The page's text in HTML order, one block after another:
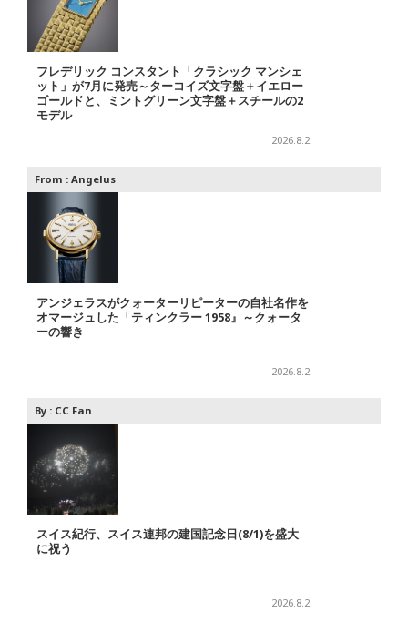
フレデリック コンスタント「クラシック マンシェ
ット」が7月に発売～ターコイズ文字盤＋イエロー
ゴールドと、ミントグリーン文字盤＋スチールの2
モデル
2026.8.2
From : Angelus
アンジェラスがクォーターリピーターの自社名作を
オマージュした「ティンクラー 1958』～クォータ
ーの響き
2026.8.2
By : CC Fan
スイス紀行、スイス連邦の建国記念日(8/1)を盛大
に祝う
2026.8.2